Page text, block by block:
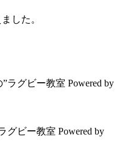
した。
グビー教室 Powered by